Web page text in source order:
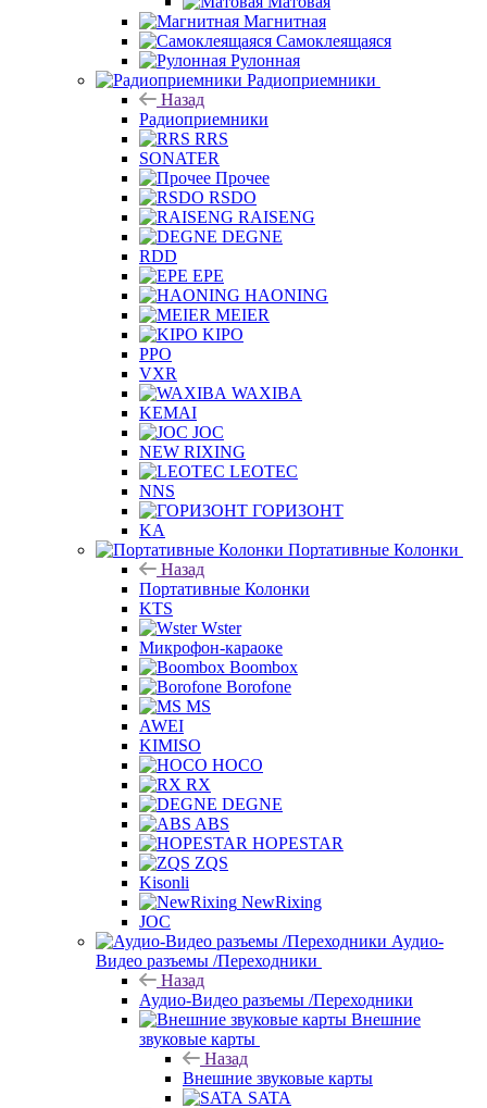
Магнитная
Самоклеящаяся
Рулонная
Радиоприемники
Назад
Радиоприемники
RRS
SONATER
Прочее
RSDO
RAISENG
DEGNE
RDD
EPE
HAONING
MEIER
KIPO
PPO
VXR
WAXIBA
KEMAI
JOC
NEW RIXING
LEOTEC
NNS
ГОРИЗОНТ
KA
Портативные Колонки
Назад
Портативные Колонки
KTS
Wster
Микрофон-караоке
Boombox
Borofone
MS
AWEI
KIMISO
HOCO
RX
DEGNE
ABS
HOPESTAR
ZQS
Kisonli
NewRixing
JOC
Аудио-
Видео разъемы /Переходники
Назад
Аудио-Видео разъемы /Переходники
Внешние
звуковые карты
Назад
Внешние звуковые карты
SATA